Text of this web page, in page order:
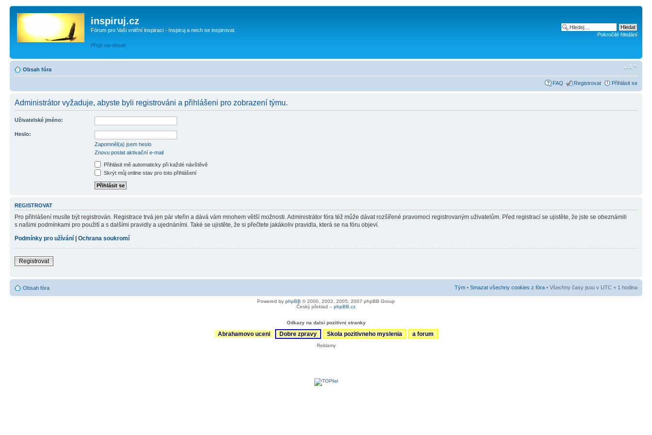
inspiruj.cz
Fórum pro Vaši vnitřní inspiraci - Inspiruj a nech se inspirovat.
Přejít na obsah
Pokročilé hledání
Obsah fóra
FAQ Registrovat Přihlásit se
Administrátor vyžaduje, abyste byli registrováni a přihlášeni pro zobrazení týmu.
Uživatelské jméno:
Heslo:
Zapomněl(a) jsem heslo
Znovu poslat aktivační e-mail
Přihlásit mě automaticky při každé návštěvě
Skrýt můj online stav pro toto přihlášení
REGISTROVAT
Pro přihlášení musíte být registrován. Registrace trvá jen pár vteřin a dává vám mnohem větší možnosti. Administrátor fóra též může dávat rozšířené pravomoci registrovaným uživatelům. Před registrací se ujistěte, že jste se obeznámili
s našimi podmínkami pro použití a s dalšími pravidly a ujednáními. Také se ujistěte, že si přečtete jakákoliv pravidla, která se na fóru objeví.
Podmínky pro užívání | Ochrana soukromí
Registrovat
Obsah fóra Tým • Smazat všechny cookies z fóra • Všechny časy jsou v UTC + 1 hodina
Powered by phpBB © 2000, 2002, 2005, 2007 phpBB Group
Český překlad – phpBB.cz
Odkazy na dalsi pozitivni stranky
Abrahamovo uceni Dobre zpravy Skola pozitivneho myslenia a forum
Reklamy